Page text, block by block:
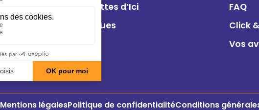
A Deux Pattes d’Ici
FAQ
Nos cliniques
Click
Vos
Conseils
Mentions légalesPolitique de confidentialitéConditions